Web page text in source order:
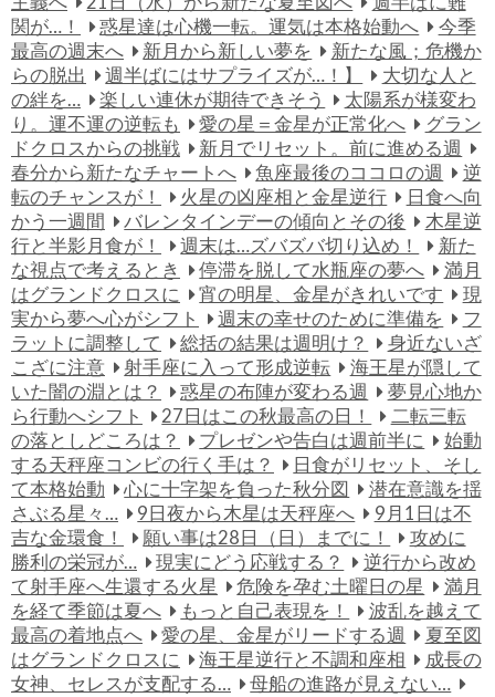
関が…！
惑星達は心機一転。運気は本格始動へ
今季
最高の週末へ
新月から新しい夢を
新たな風；危機か
らの脱出
週半ばにはサプライズが…！】
大切な人と
の絆を…
楽しい連休が期待できそう
太陽系が様変わ
り。運不運の逆転も
愛の星＝金星が正常化へ
グラン
ドクロスからの挑戦
新月でリセット。前に進める週
春分から新たなチャートへ
魚座最後のココロの週
逆
転のチャンスが！
火星の凶座相と金星逆行
日食へ向
かう一週間
バレンタインデーの傾向とその後
木星逆
行と半影月食が！
週末は…ズバズバ切り込め！
新た
な視点で考えるとき
停滞を脱して水瓶座の夢へ
満月
はグランドクロスに
宵の明星、金星がきれいです
現
実から夢へ心がシフト
週末の幸せのために準備を
フ
ラットに調整して
総括の結果は週明け？
身近ないざ
こざに注意
射手座に入って形成逆転
海王星が隠して
いた闇の淵とは？
惑星の布陣が変わる週
夢見心地か
ら行動へシフト
27日はこの秋最高の日！
二転三転
の落としどころは？
プレゼンや告白は週前半に
始動
する天秤座コンビの行く手は？
日食がリセット、そし
て本格始動
心に十字架を負った秋分図
潜在意識を揺
さぶる星々…
9日夜から木星は天秤座へ
9月1日は不
吉な金環食！
願い事は28日（日）までに！
攻めに
勝利の栄冠が…
現実にどう応戦する？
逆行から改め
て射手座へ生還する火星
危険を孕む土曜日の星
満月
を経て季節は夏へ
もっと自己表現を！
波乱を越えて
最高の着地点へ
愛の星、金星がリードする週
夏至図
はグランドクロスに
海王星逆行と不調和座相
成長の
女神、セレスが支配する…
母船の進路が見えない…